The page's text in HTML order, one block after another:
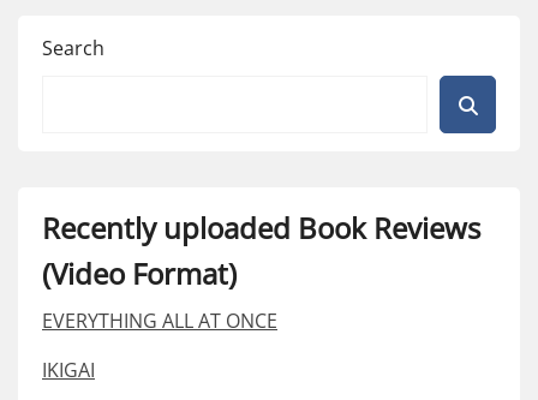
Search
Recently uploaded Book Reviews
(Video Format)
EVERYTHING ALL AT ONCE
IKIGAI